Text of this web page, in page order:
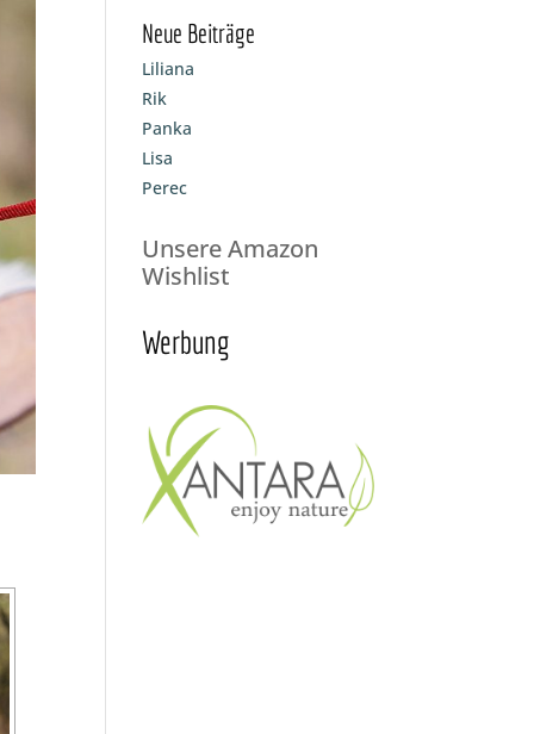
Neue Beiträge
Liliana
Rik
Panka
Lisa
Perec
Unsere Amazon
Wishlist
Werbung